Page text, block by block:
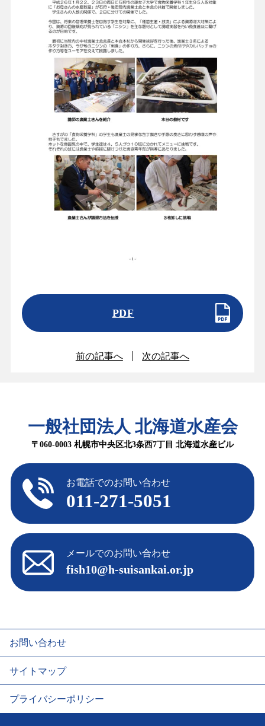
PDF
前の記事へ 次の記事へ
一般社団法人 北海道水産会
〒060-0003 札幌市中央区北3条西7丁目 北海道水産ビル
お電話でのお問い合わせ
011-271-5051
メールでのお問い合わせ
fish10@h-suisankai.or.jp
お問い合わせ
サイトマップ
プライバシーポリシー